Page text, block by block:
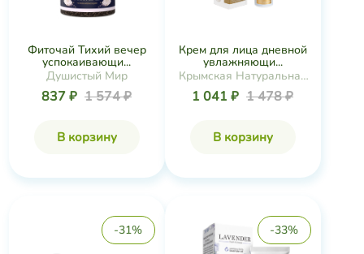
Фиточай Тихий вечер
успокаивающи...
Душистый Мир
837 ₽ 1 574 ₽
В корзину
Крем для лица дневной
увлажняющи...
Крымская Натуральная
Коллекция
1 041 ₽ 1 478 ₽
В корзину
-31% -33%